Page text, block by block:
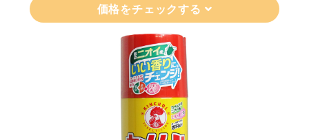
価格をチェックする